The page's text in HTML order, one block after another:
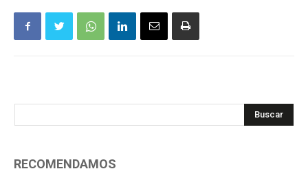
Buscar
RECOMENDAMOS